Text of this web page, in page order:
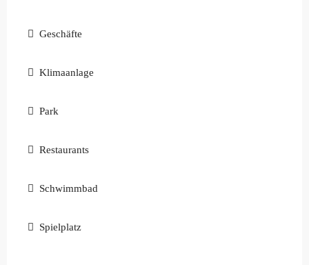
Geschäfte
Klimaanlage
Park
Restaurants
Schwimmbad
Spielplatz